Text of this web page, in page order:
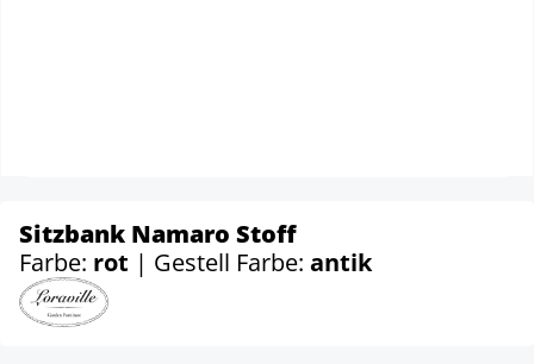
Sitzbank Namaro Stoff
Farbe: rot | Gestell Farbe: antik